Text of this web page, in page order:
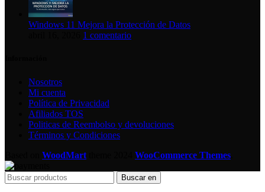
Windows 11 Mejora la Protección de Datos
1 comentario
Nosotros
Mi cuenta
Política de Privacidad
Afiliados TOS
Politicas de Reembolso y devoluciones
Términos y Condiciones
WoodMart WooCommerce Themes
Buscar en